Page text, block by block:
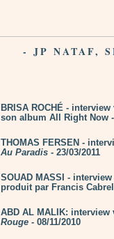
- JP NATAF,
BRISA ROCHÉ -
son album All Right Now -
THOMAS FERSEN -
Au Paradis - 23/03/2011
SOUAD MASSI -
produit par Francis Cabrel
ABD AL MALIK:
Rouge - 08/11/2010